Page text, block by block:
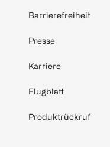
Barrierefreiheit
Presse
Karriere
Flugblatt
Produktrückruf